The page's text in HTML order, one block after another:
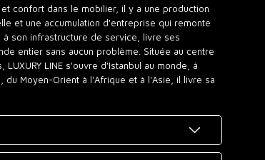
et confort dans le mobilier, il y a une production
et une accumulation d'entreprise qui remonte
à son infrastructure de service, livre ses
entier sans aucun problème. Située au centre
LINE s'ouvre d'Istanbul au monde, à
du Moyen-Orient à l'Afrique et à l'Asie, il livre sa